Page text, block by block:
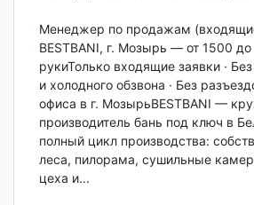
Менеджер по продажам (входящие
BESTBANI, г. Мозырь — от 1500
рукиТолько входящие заявки ·
и холодного обзвона · Без
офиса в г. МозырьBESTBANI —
производитель бань под ключ в
полный цикл производства:
леса, пилорама, сушильные
цеха и...